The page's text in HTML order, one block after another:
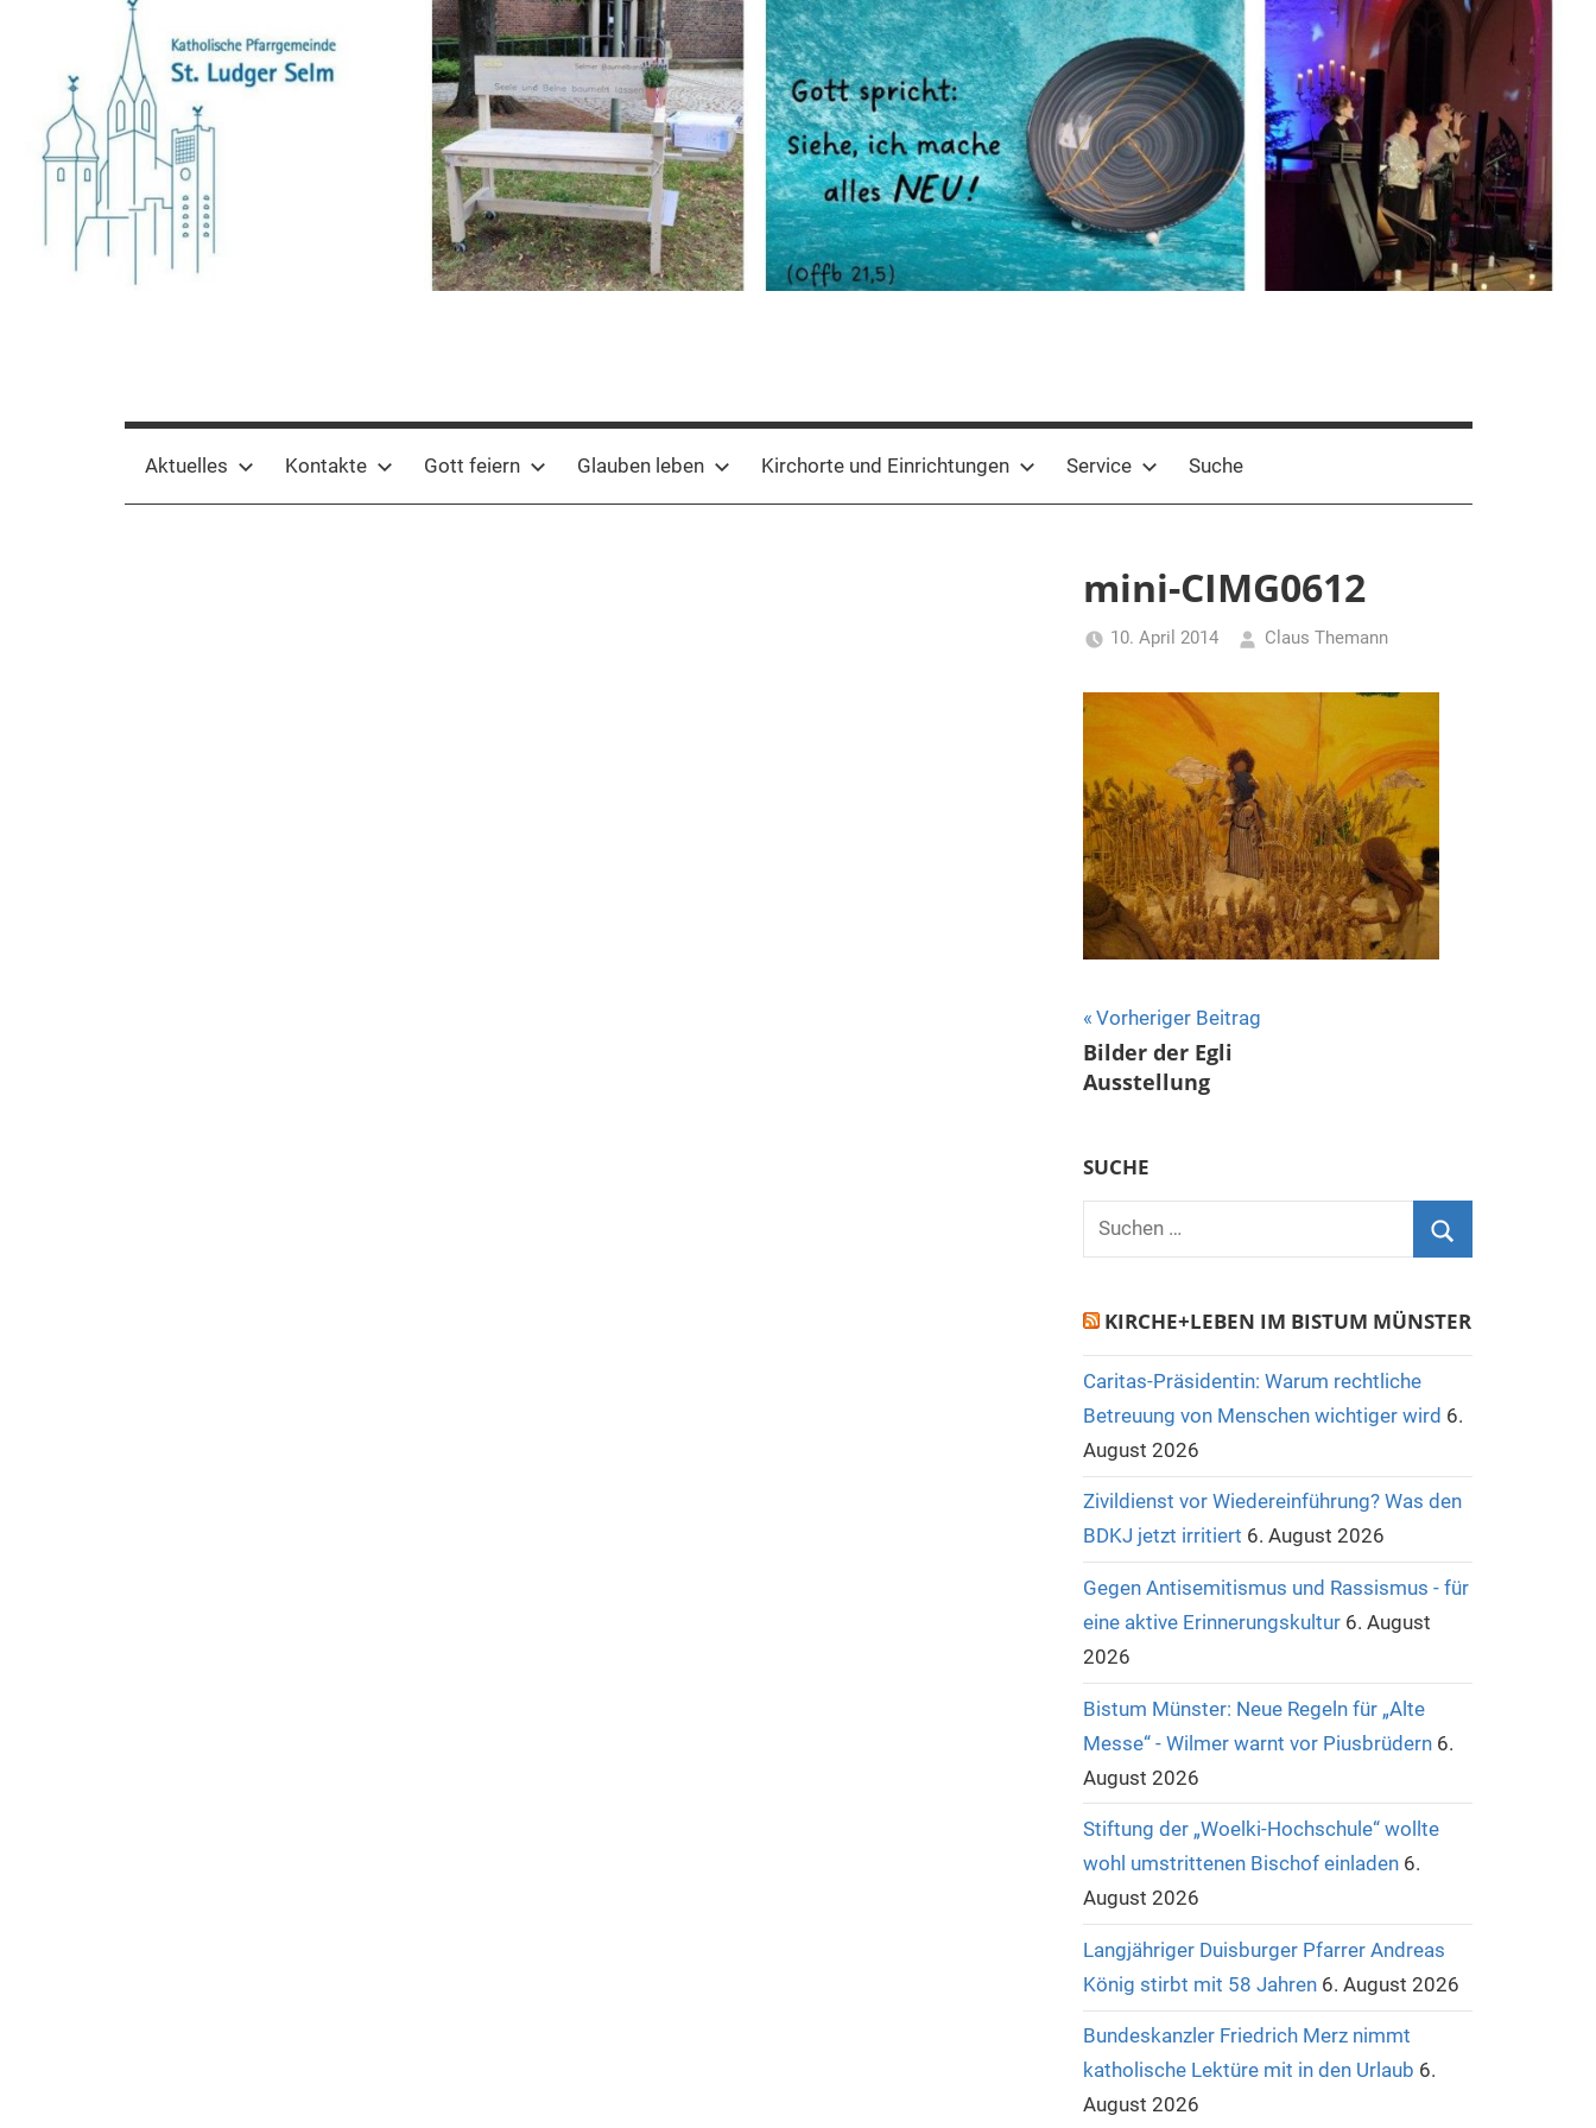
springen
Pfarrgemeinde
St.
Aktuelles Kontakte Gott feiern Glauben leben Kirchorte und Einrichtungen Service Suche
mini-CIMG0612
10. April 2014 Claus Themann
Beitragsnavigation
Vorheriger Beitrag
Bilder der Egli
Ausstellung
SUCHE
Suchen
KIRCHE+LEBEN IM BISTUM MÜNSTER
Caritas-Präsidentin: Warum rechtliche
Betreuung von Menschen wichtiger wird 6.
August 2026
Zivildienst vor Wiedereinführung? Was den
BDKJ jetzt irritiert 6. August 2026
Gegen Antisemitismus und Rassismus - für
eine aktive Erinnerungskultur 6. August
2026
Bistum Münster: Neue Regeln für „Alte
Messe“ - Wilmer warnt vor Piusbrüdern 6.
August 2026
Stiftung der „Woelki-Hochschule“ wollte
wohl umstrittenen Bischof einladen 6.
August 2026
Langjähriger Duisburger Pfarrer Andreas
König stirbt mit 58 Jahren 6. August 2026
Bundeskanzler Friedrich Merz nimmt
katholische Lektüre mit in den Urlaub 6.
August 2026